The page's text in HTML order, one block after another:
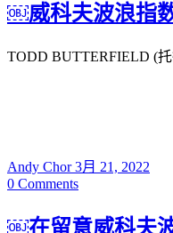
￼威科夫波浪指
TODD BUTTERFIELD (
Andy Chor3月 21, 2022
0 Comments
￼在留意威科夫